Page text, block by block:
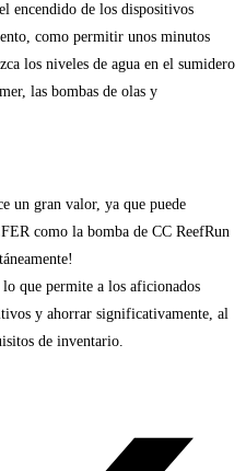
encendido de los dispositivos
como permitir unos minutos
los niveles de agua en el sumidero
las bombas de olas y
un gran valor, ya que puede
como la bomba de CC ReefRun
que permite a los aficionados
y ahorrar significativamente, al
de inventario.